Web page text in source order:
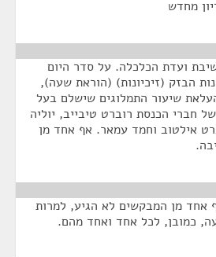
מחדש
ועדת הכלכלה. על סדר היום
הבזק (זיכיונות) (הוראת שעה),
בדבר העלאת שיעור התמלוגים שישלם בעל
חברי הכנסת רוברט טיבייב, יוליה
אילטוב וחמד עמאר. אף אחד מן
3 דקות. אף אחד מן המבקשים לא הגיע, למרות
כמובן, לכל אחד ואחד מהם.